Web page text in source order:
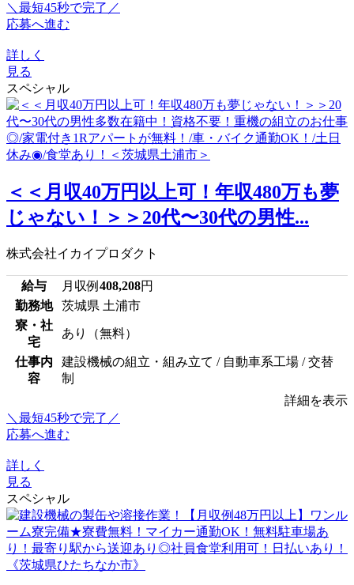
＼最短45秒で完了／
応募へ進む
詳しく
見る
スペシャル
＜＜月収40万円以上可！年収480万も夢
じゃない！＞＞20代〜30代の男性...
株式会社イカイプロダクト
給与 月収例 408,208円
勤務地
茨城県 土浦市
寮・社
宅
あり（無料）
仕事内
容
建設機械の組立・組み立て / 自動車系工場 / 交替
制
詳細を表示
＼最短45秒で完了／
応募へ進む
詳しく
見る
スペシャル